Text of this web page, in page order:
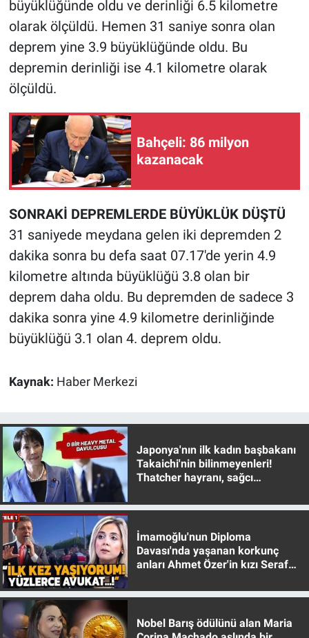
büyüklüğünde oldu ve derinliği 6.5 kilometre
olarak ölçüldü. Hemen 31 saniye sonra olan
deprem yine 3.9 büyüklüğünde oldu. Bu
depremin derinliği ise 4.1 kilometre olarak
ölçüldü.
Bahçeli: 86 milyon
kazanacak
SONRAKİ DEPREMLERDE BÜYÜKLÜK DÜŞTÜ
31 saniyede meydana gelen iki depremden 2
dakika sonra bu defa saat 07.17'de yerin 4.9
kilometre altında büyüklüğü 3.8 olan bir
deprem daha oldu. Bu depremden de sadece 3
dakika sonra yine 4.9 kilometre derinliğinde
büyüklüğü 3.1 olan 4. deprem oldu.
Kaynak: Haber Merkezi
Japonya'nın ilk kadın başbakanı
Takaichi'nin bilinmeyenleri!
Thatcher hayranı, sağcı
İmamoğlu'nun Diploma
Davası'nda yaşanan korkunç
anları Ahmet Özer'in kızı Seraf
Nobel Barış ödülünü alan Maria
Nedir
Popüler
Programlar
Sağlık
Spor
Türkiye'nin Geleceği
Türkiye'nin Gündemi
Yerel Gündem
Yerel Yaşam
Canlı Yayın